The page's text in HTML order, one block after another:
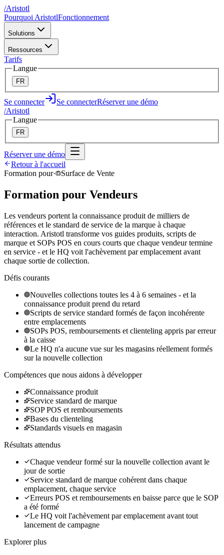
/Aristotl
Pourquoi AristotlFonctionnement
Solutions
Ressources
Tarifs
Langue
FR
Se connecter Se connecterRéserver une démo
/Aristotl
Langue
FR
Réserver une démo
Retour à l'accueil
Formation pour· Surface de Vente
Formation pour Vendeurs
Les vendeurs portent la connaissance produit de milliers de
références et le standard de service de la marque à chaque
interaction. Aristotl transforme vos guides produits, scripts de
marque et SOPs POS en cours courts que chaque vendeur termine
en service - et le HQ voit l'achèvement par emplacement avant
chaque sortie de collection.
Défis courants
Nouvelles collections toutes les 4 à 6 semaines - et la
connaissance produit prend du retard
Scripts de service standard formés de façon incohérente
entre emplacements
SOPs POS, remboursements et clienteling appris par erreur
à la caisse
Le HQ n'a aucune vue sur les magasins réellement formés
sur la nouvelle collection
Compétences que nous aidons à développer
Connaissance produit
Service standard de marque
SOP POS et remboursements
Bases du clienteling
Standards visuels en magasin
Résultats attendus
Chaque vendeur formé sur la nouvelle collection avant le
jour de sortie
Service standard de marque cohérent dans chaque
emplacement, chaque service
Erreurs POS et remboursements en baisse parce que le SOP
a été formé
Le HQ voit l'achèvement par emplacement avant tout
lancement de campagne
Explorer plus